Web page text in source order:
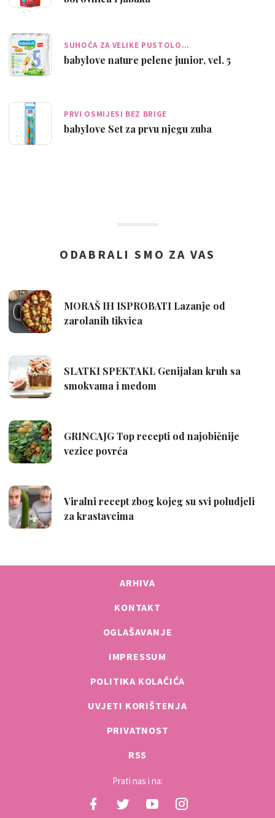
SUHOĆA ZA VELIKE PUSTOLO…
babylove nature pelene junior, vel. 5
PRVI OSMIJESI BEZ BRIGE
babylove Set za prvu njegu zuba
ARHIVA
KONTAKT
OGLAŠAVANJE
IMPRESSUM
POLITIKA KOLAČIĆA
UVJETI KORIŠTENJA
PRIVATNOST
RSS
Prati nas i na: